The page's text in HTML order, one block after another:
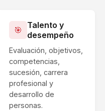
🎯
Talento y
desempeño
Evaluación, objetivos,
competencias,
sucesión, carrera
profesional y
desarrollo de
personas.